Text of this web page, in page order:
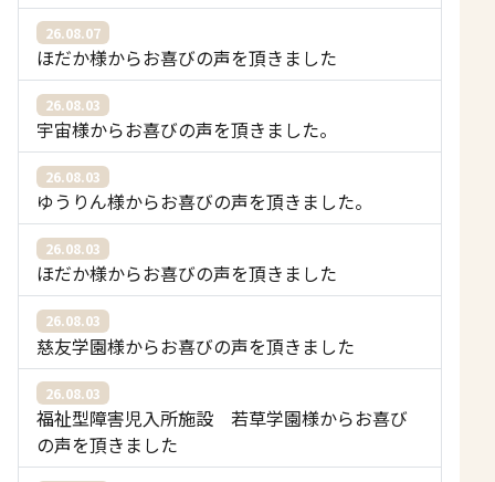
26.08.07
ほだか様からお喜びの声を頂きました
26.08.03
宇宙様からお喜びの声を頂きました。
26.08.03
ゆうりん様からお喜びの声を頂きました。
26.08.03
ほだか様からお喜びの声を頂きました
26.08.03
慈友学園様からお喜びの声を頂きました
26.08.03
福祉型障害児入所施設 若草学園様からお喜び
の声を頂きました